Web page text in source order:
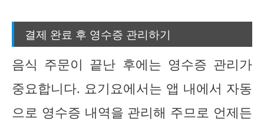
결제 완료 후 영수증 관리하기
음식 주문이 끝난 후에는 영수증 관리가
중요합니다. 요기요에서는 앱 내에서 자동
으로 영수증 내역을 관리해 주므로 언제든